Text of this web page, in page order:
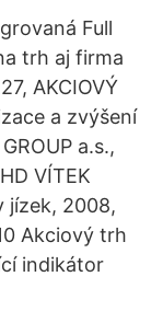
Full
trh aj firma
AKCIOVÝ
a zvýšení
a.s.,
VÍTEK
jízek, 2008,
Akciový trh
indikátor